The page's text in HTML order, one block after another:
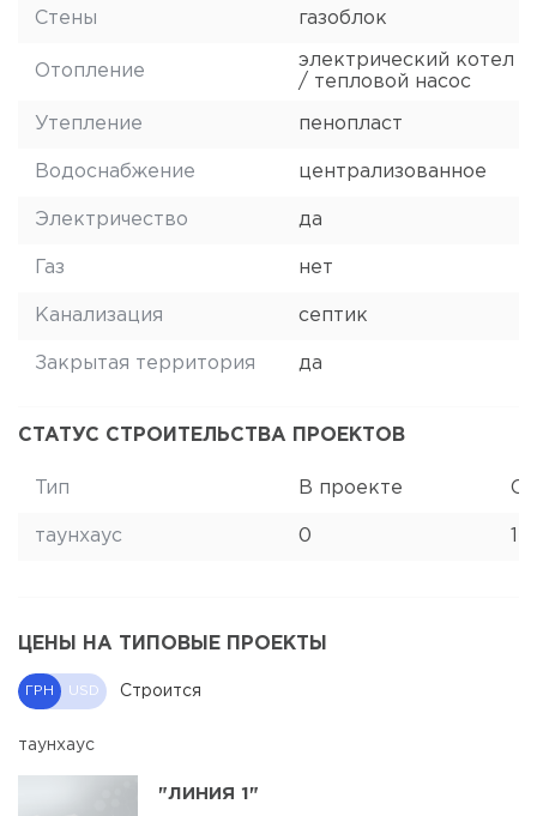
Стены газоблок
Отопление
электрический котел
/ тепловой насос
Утепление пенопласт
Водоснабжение централизованное
Электричество да
Газ нет
Канализация септик
Закрытая территория да
СТАТУС СТРОИТЕЛЬСТВА ПРОЕКТОВ
Тип В проекте
таунхаус 0
ЦЕНЫ НА ТИПОВЫЕ ПРОЕКТЫ
ГРН USD Строится
таунхаус
"ЛИНИЯ 1"